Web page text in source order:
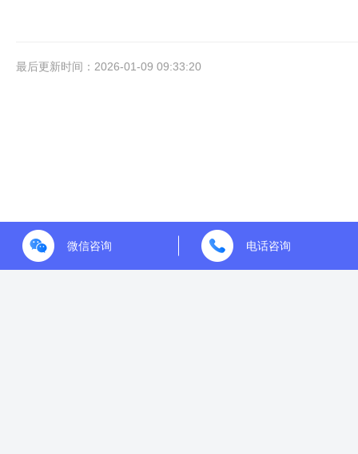
最后更新时间：2026-01-09 09:33:20
微信咨询 电话咨询